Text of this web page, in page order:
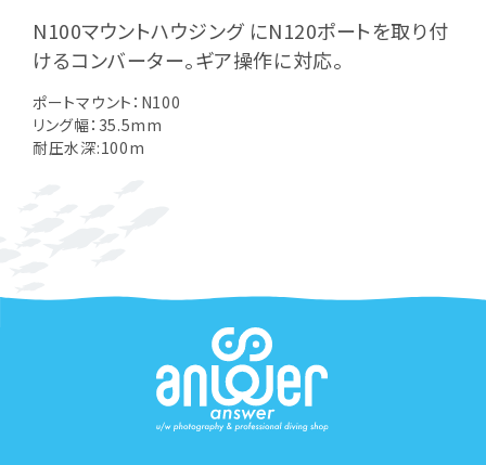
N100マウントハウジング にN120ポートを取り付
けるコンバーター。ギア操作に対応。
ポートマウント：N100
リング幅：35.5mm
耐圧水深:100m